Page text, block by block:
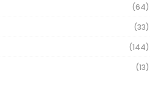
(64)
(33)
(144)
(13)